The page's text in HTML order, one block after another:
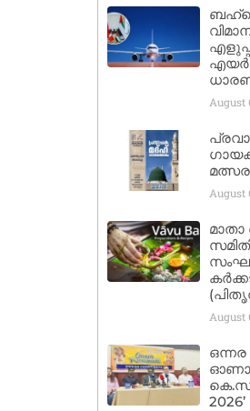
എയർ
August
August
August